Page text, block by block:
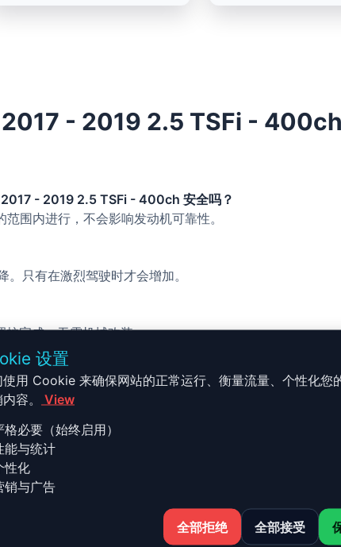
- 2019 2.5 TSFi -
- 2019 2.5 TSFi - 400ch 安全吗？
围内进行，不会影响发动机可靠性。
只有在激烈驾驶时才会增加。
校完成，无需机械改装。
- 2017 - 2019 2.5 TSFi -
- 400ch 的 Stage 1 升级结合了性能、安全与简便性。无
设置
使用 Cookie 来确保网站的正常运行、衡量流量、个性化您
容。
View
格必要（始终启用）
能与统计
性化
销与广告
全部拒绝 全部接受